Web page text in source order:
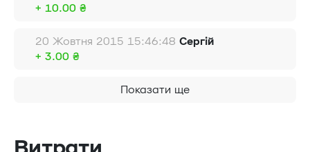
+ 10.00 ₴
20 Жовтня 2015 15:46:48 Сергій
+ 3.00 ₴
Показати ще